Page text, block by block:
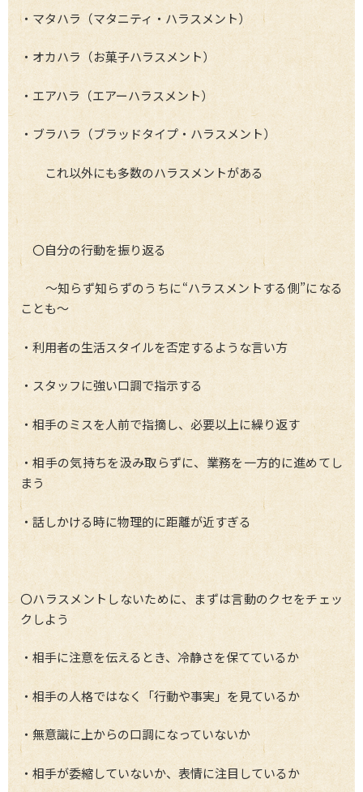
・マタハラ（マタニティ・ハラスメント）
・オカハラ（お菓子ハラスメント）
・エアハラ（エアーハラスメント）
・ブラハラ（ブラッドタイプ・ハラスメント）
これ以外にも多数のハラスメントがある
〇自分の行動を振り返る
～知らず知らずのうちに“ハラスメントする側”になる
ことも～
・利用者の生活スタイルを否定するような言い方
・スタッフに強い口調で指示する
・相手のミスを人前で指摘し、必要以上に繰り返す
・相手の気持ちを汲み取らずに、業務を一方的に進めてし
まう
・話しかける時に物理的に距離が近すぎる
〇ハラスメントしないために、まずは言動のクセをチェッ
クしよう
・相手に注意を伝えるとき、冷静さを保てているか
・相手の人格ではなく「行動や事実」を見ているか
・無意識に上からの口調になっていないか
・相手が委縮していないか、表情に注目しているか